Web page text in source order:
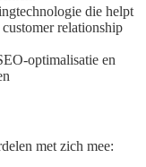
die helpt
relationship
optimalisatie en
met zich mee: